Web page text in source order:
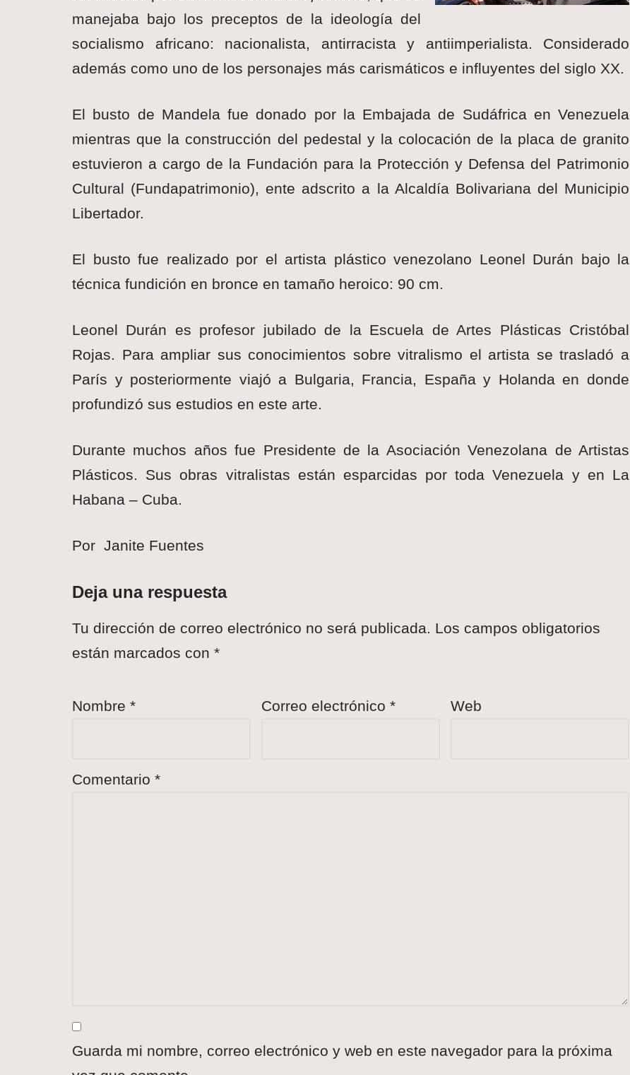
manejaba bajo los preceptos de la ideología del
socialismo africano: nacionalista, antirracista y antiimperialista. Considerado
además como uno de los personajes más carismáticos e influyentes del siglo XX.
El busto de Mandela fue donado por la Embajada de Sudáfrica en Venezuela
mientras que la construcción del pedestal y la colocación de la placa de granito
estuvieron a cargo de la Fundación para la Protección y Defensa del Patrimonio
Cultural (Fundapatrimonio), ente adscrito a la Alcaldía Bolivariana del Municipio
Libertador.
El busto fue realizado por el artista plástico venezolano Leonel Durán bajo la
técnica fundición en bronce en tamaño heroico: 90 cm.
Leonel Durán es profesor jubilado de la Escuela de Artes Plásticas Cristóbal
Rojas. Para ampliar sus conocimientos sobre vitralismo el artista se trasladó a
París y posteriormente viajó a Bulgaria, Francia, España y Holanda en donde
profundizó sus estudios en este arte.
Durante muchos años fue Presidente de la Asociación Venezolana de Artistas
Plásticos. Sus obras vitralistas están esparcidas por toda Venezuela y en La
Habana – Cuba.
Por Janite Fuentes
Deja una respuesta
Tu dirección de correo electrónico no será publicada. Los campos obligatorios
están marcados con *
Nombre * Correo electrónico * Web
Comentario *
Guarda mi nombre, correo electrónico y web en este navegador para la próxima